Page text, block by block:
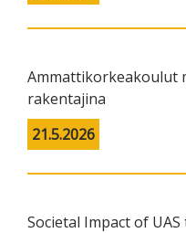
Ammattikorkeakoulut
rakentajina
21.5.2026
Societal Impact of